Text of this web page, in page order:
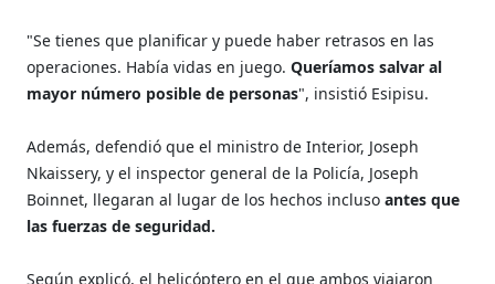
"Se tienes que planificar y puede haber retrasos en las
operaciones. Había vidas en juego.Queríamos salvar al
mayor número posible de personas", insistió Esipisu.
Además, defendió que el ministro de Interior, Joseph
Nkaissery, y el inspector general de la Policía, Joseph
Boinnet, llegaran al lugar de los hechos inclusoantes que
las fuerzas de seguridad.
Según explicó, el helicóptero en el que ambos viajaron